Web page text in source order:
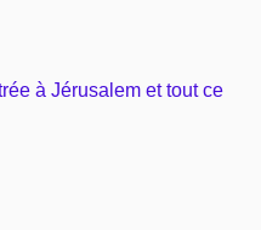
à Jérusalem et tout ce